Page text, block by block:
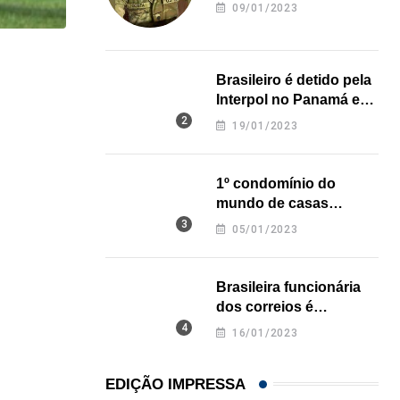
Açaí é reconhecido oficialmente como fruto
09/01/2023
Brasileiro é detido pela
Interpol no Panamá e
pode pegar prisão
19/01/2023
1º condomínio do
mundo de casas
impressas em 3D é
05/01/2023
Brasileira funcionária
dos correios é
assassinada a facadas
16/01/2023
EDIÇÃO IMPRESSA